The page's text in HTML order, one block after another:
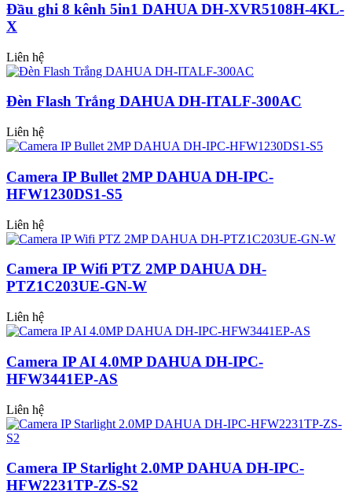
Đầu ghi 8 kênh 5in1 DAHUA DH-XVR5108H-4KL-
X
Liên hệ
Đèn Flash Trắng DAHUA DH-ITALF-300AC
Liên hệ
Camera IP Bullet 2MP DAHUA DH-IPC-
HFW1230DS1-S5
Liên hệ
Camera IP Wifi PTZ 2MP DAHUA DH-
PTZ1C203UE-GN-W
Liên hệ
Camera IP AI 4.0MP DAHUA DH-IPC-
HFW3441EP-AS
Liên hệ
Camera IP Starlight 2.0MP DAHUA DH-IPC-
HFW2231TP-ZS-S2